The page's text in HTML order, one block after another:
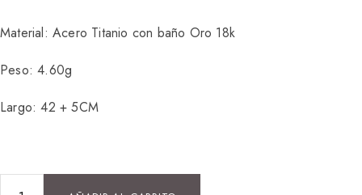
Material: Acero Titanio con baño Oro 18k
Peso: 4.60g
Largo: 42 + 5CM